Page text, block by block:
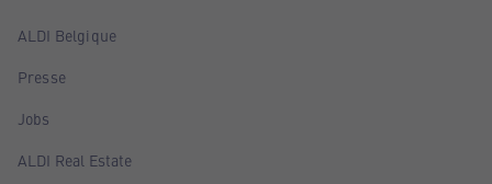
ALDI Belgique
Presse
Jobs
ALDI Real Estate